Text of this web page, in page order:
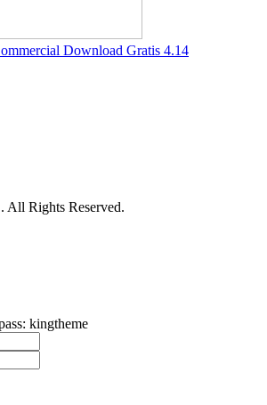
Download Gratis 4.14
All Rights Reserved.
kingtheme